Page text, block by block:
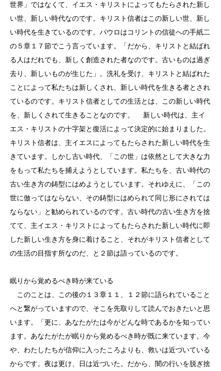
世界」ではなくて、イエス・キリストによってもたらされた新し
い世、新しい時代なのです。キリスト信者はこの新しい世、新し
い時代を生きているのです。パウロはコリントの信徒への手紙二
の５章１７節でこう言っています。「だから、キリストと結ばれ
る人はだれでも、新しく創造された者なのです。古いものは過ぎ
去り、新しいものが生じた」。洗礼を受け、キリストと結ばれた
ことによって私たちは新しくされ、新しい時代を生きる者とされ
ているのです。キリスト信者としての生活とは、この新しい時代
を、新しくされて生きることなのです。 新しい時代は、主イ
エス・キリストの十字架と復活によって決定的に始まりました。
キリスト信者は、主イエスによってもたらされた新しい時代を生
きています。しかし古い時代、「この世」は依然として大きな力
をもって私たちを捕えようとしています。私たちを、古い時代の
古い生き方の鋳型にはめようとしています。それゆえに、「この
世に倣ってはならない、その鋳型にはめられて同じ形にされては
ならない」と勧められているのです。古い時代の古い生き方を捨
てて、主イエス・キリストによってもたらされた新しい時代に即
した新しい生き方を身に着けること、それがキリスト信者として
の生活の目指す所なのだ、と２節は語っているのです。
眠りから覚めるべき時が来ている
このことは、この後の１３章１１、１２節に語られていること
へと繋がっていますので、そこを先取りして読んでおきたいと思
います。「更に、あなたがたは今がどんな時であるかを知ってい
ます。あなたがたが眠りから覚めるべき時が既に来ています。今
や、わたしたちが信仰に入ったころよりも、救いは近づいている
からです。夜は更け、日は近づいた。だから、闇の行いを脱ぎ捨